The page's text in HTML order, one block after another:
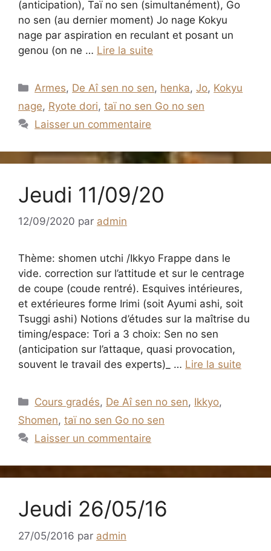
(anticipation), Taï no sen (simultanément), Go
no sen (au dernier moment) Jo nage Kokyu
nage par aspiration en reculant et posant un
genou (on ne … Lire la suite
Catégories
Armes, De Aî sen no sen, henka,Jo, Kokyu
nage, Ryote dori, taï no sen Go no sen
Laisser un commentaire
Jeudi 11/09/20
12/09/2020 par admin
Thème: shomen utchi /Ikkyo Frappe dans le
vide. correction sur l’attitude et sur le centrage
de coupe (coude rentré). Esquives intérieures,
et extérieures forme Irimi (soit Ayumi ashi, soit
Tsuggi ashi) Notions d’études sur la maîtrise du
timing/espace: Tori a 3 choix: Sen no sen
(anticipation sur l’attaque, quasi provocation,
souvent le travail des experts)_ … Lire la suite
Catégories
Cours gradés, De Aî sen no sen, Ikkyo,
Shomen, taï no sen Go no sen
Laisser un commentaire
Jeudi 26/05/16
27/05/2016 par admin